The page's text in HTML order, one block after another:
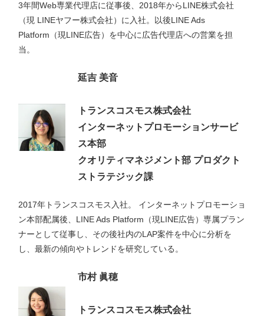
3年間Web専業代理店に従事後、2018年からLINE株式会社
（現 LINEヤフー株式会社）に入社。以後LINE Ads
Platform（現LINE広告）を中心に広告代理店への営業を担
当。
延吉 美音
トランスコスモス株式会社
インターネットプロモーションサービ
ス本部
クオリティマネジメント部 プロダクト
ストラテジック課
2017年トランスコスモス入社。 インターネットプロモーショ
ン本部配属後、LINE Ads Platform（現LINE広告）専属プラン
ナーとして従事し、その後社内のLAP案件を中心に分析を
し、最新の傾向やトレンドを研究している。
市村 眞穂
トランスコスモス株式会社